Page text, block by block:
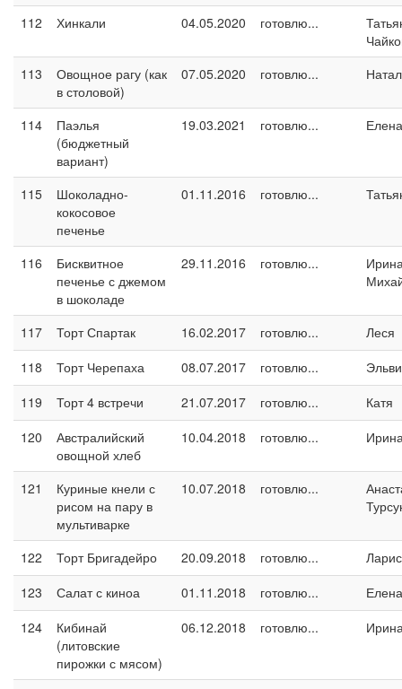
112 Хинкали 04.05.2020 готовлю...
113
Овощное рагу (как
в столовой)
07.05.2020 готовлю...
114
Паэлья
(бюджетный
вариант)
19.03.2021 готовлю... Елена
115
Шоколадно-
кокосовое
печенье
01.11.2016 готовлю...
116
Бисквитное
печенье с джемом
в шоколаде
29.11.2016 готовлю...
117 Торт Спартак 16.02.2017 готовлю...
Леся
118
Торт Черепаха 08.07.2017 готовлю...
119
Торт 4 встречи 21.07.2017 готовлю...
Катя
120
Австралийский
овощной хлеб
10.04.2018 готовлю...
121
Куриные кнели с
рисом на пару в
мультиварке
10.07.2018 готовлю...
122 Торт Бригадейро 20.09.2018 готовлю...
123
Салат с киноа 01.11.2018 готовлю...
124
Кибинай
(литовские
пирожки с мясом)
06.12.2018 готовлю...